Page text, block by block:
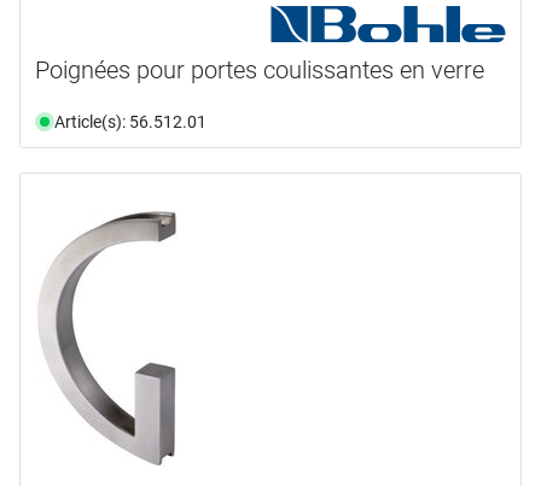
Poignées pour portes coulissantes en verre
Article(s): 56.512.01